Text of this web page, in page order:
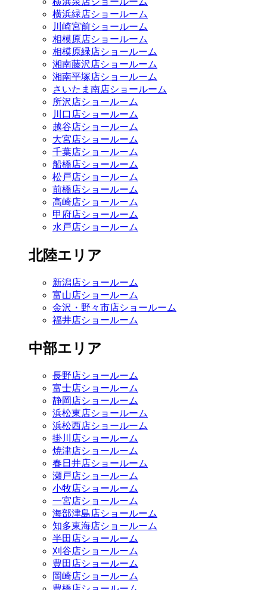
横浜緑店ショールーム
川崎宮前ショールーム
相模原店ショールーム
相模原緑店ショールーム
湘南藤沢店ショールーム
湘南平塚店ショールーム
さいたま南店ショールーム
所沢店ショールーム
川口店ショールーム
越谷店ショールーム
大宮店ショールーム
千葉店ショールーム
船橋店ショールーム
松戸店ショールーム
前橋店ショールーム
高崎店ショールーム
甲府店ショールーム
水戸店ショールーム
北陸エリア
新潟店ショールーム
富山店ショールーム
金沢・野々市店ショールーム
福井店ショールーム
中部エリア
長野店ショールーム
富士店ショールーム
静岡店ショールーム
浜松東店ショールーム
浜松西店ショールーム
掛川店ショールーム
焼津店ショールーム
春日井店ショールーム
瀬戸店ショールーム
小牧店ショールーム
一宮店ショールーム
海部津島店ショールーム
知多東海店ショールーム
半田店ショールーム
刈谷店ショールーム
豊田店ショールーム
岡崎店ショールーム